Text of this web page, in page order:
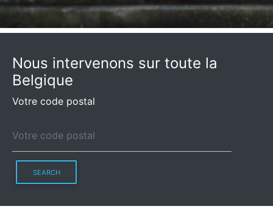
Nous intervenons sur toute la
Belgique
Votre code postal
SEARCH